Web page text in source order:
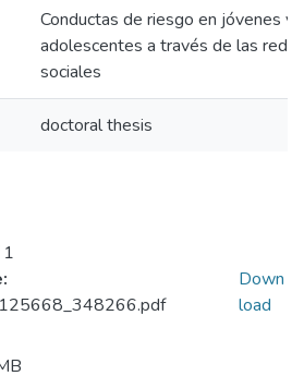
Conductas de riesgo en jóvenes y
adolescentes a través de las
sociales
doctoral thesis
Down
load